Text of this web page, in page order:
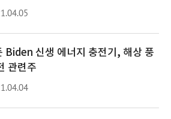
Biden 신생 에너지 충전기, 해상 풍
관련주